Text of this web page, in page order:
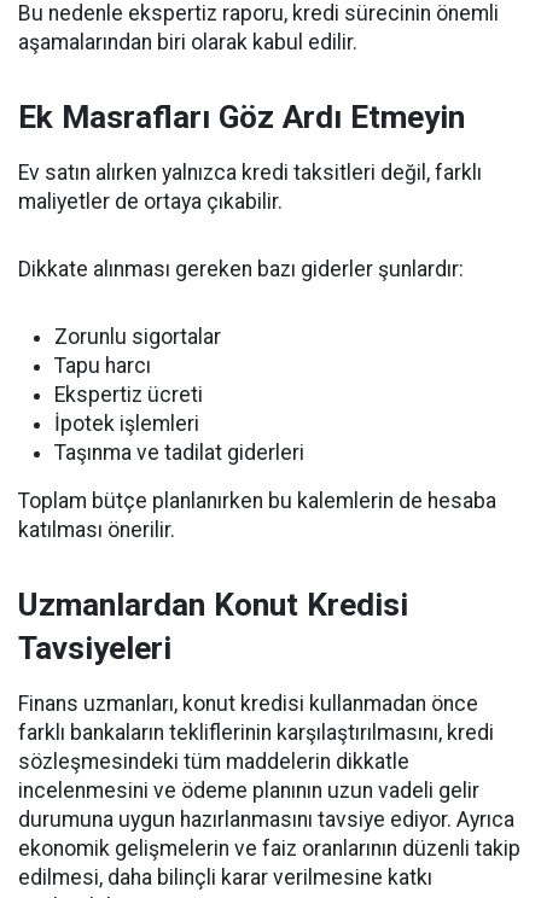
Bu nedenle ekspertiz raporu, kredi sürecinin önemli
aşamalarından biri olarak kabul edilir.
Ek Masrafları Göz Ardı Etmeyin
Ev satın alırken yalnızca kredi taksitleri değil, farklı
maliyetler de ortaya çıkabilir.
Dikkate alınması gereken bazı giderler şunlardır:
Zorunlu sigortalar
Tapu harcı
Ekspertiz ücreti
İpotek işlemleri
Taşınma ve tadilat giderleri
Toplam bütçe planlanırken bu kalemlerin de hesaba
katılması önerilir.
Uzmanlardan Konut Kredisi
Tavsiyeleri
Finans uzmanları, konut kredisi kullanmadan önce
farklı bankaların tekliflerinin karşılaştırılmasını, kredi
sözleşmesindeki tüm maddelerin dikkatle
incelenmesini ve ödeme planının uzun vadeli gelir
durumuna uygun hazırlanmasını tavsiye ediyor. Ayrıca
ekonomik gelişmelerin ve faiz oranlarının düzenli takip
edilmesi, daha bilinçli karar verilmesine katkı